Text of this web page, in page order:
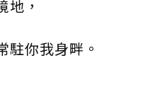
地，
駐你我身畔。